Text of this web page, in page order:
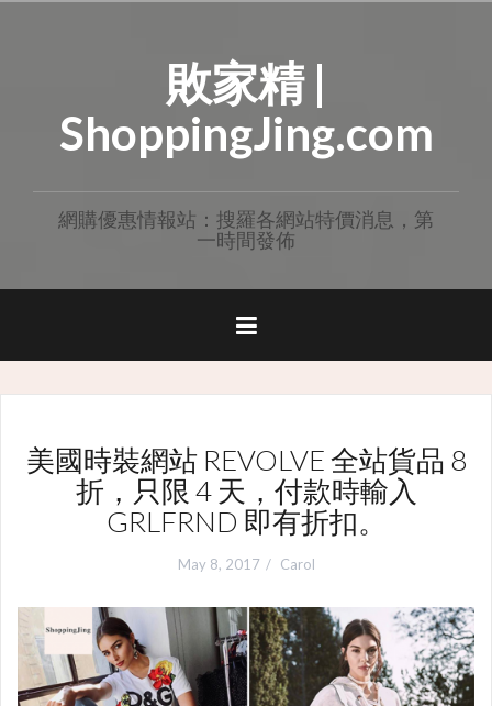
敗家精 |
ShoppingJing.com
網購優惠情報站：搜羅各網站特價消息，第
一時間發佈
美國時裝網站 REVOLVE 全站貨品 8
折，只限 4 天，付款時輸入
GRLFRND 即有折扣。
May 8, 2017 Carol